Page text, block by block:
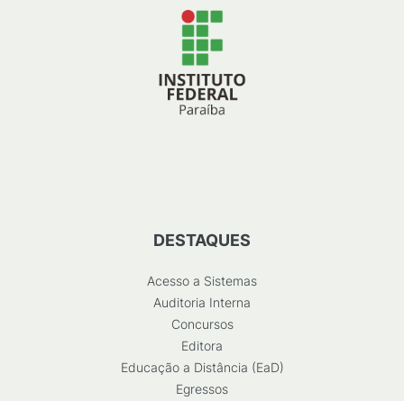
DESTAQUES
Acesso a Sistemas
Auditoria Interna
Concursos
Editora
Educação a Distância (EaD)
Egressos